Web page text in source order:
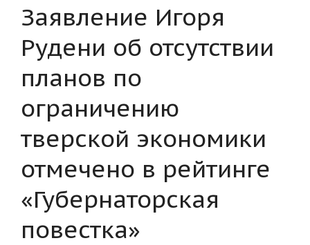
Заявление Игоря
Рудени об отсутствии
планов по
ограничению
тверской экономики
отмечено в рейтинге
«Губернаторская
повестка»